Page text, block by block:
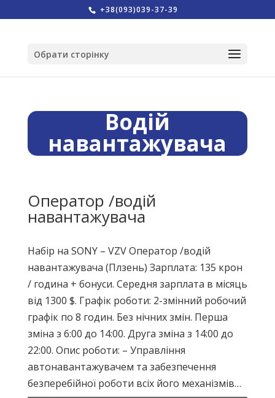
+38(093)039-37-39
Обрати сторінку
Водій
навантажувача
Оператор /водій
навантажувача
Набір на SONY – VZV Оператор /водій
навантажувача (Плзень) Зарплата: 135 крон
/ година + бонуси. Середня зарплата в місяць
від 1300 $. Графік роботи: 2-змінний робочий
графік по 8 годин. Без нічних змін. Перша
зміна з 6:00 до 14:00. Друга зміна з 14:00 до
22:00. Опис роботи: – Управління
автонавантажувачем та забезпечення
безперебійної роботи всіх його механізмів…